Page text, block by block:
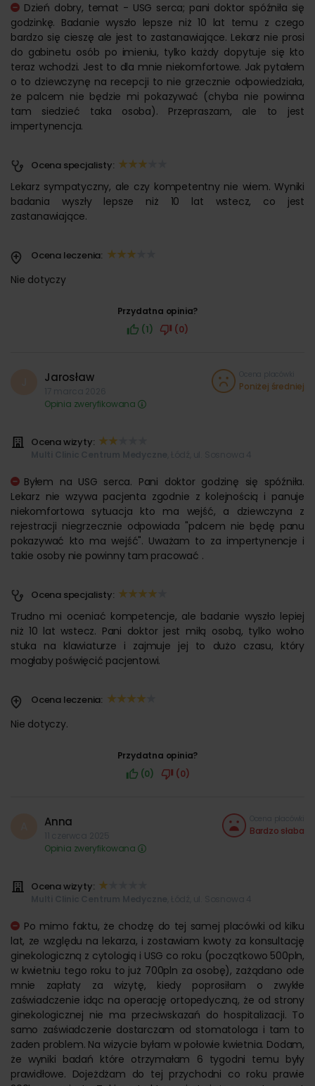
umiejscowionym na rogu ulicy Rzgowskiej i Strażackiej.
Wejście do Multi Clinic Centrum Medyczne znajduje się w
centralnej części pawilonu od strony ul. Rzgowskiej
(przeszklone drzwi bezpośrednio za zatoczką autobusową).
Wejście do kliniki na I piętro schodami lub windą). Można do
nas dojechać liniami komunikacji miejskiej:
Tramwaje: 3, 5, 11A, 15
Autobusy: 56, 62, 70, 71A, 71B
autobusowej) lub Strażackiej. Parking znajduje się
bezpośrednio przy budynku oraz wokół budynku. Parkowanie
dla naszych klientów jest bezpłatne. W najbliżej okolicy jest
również dużo innych możliwości pozostawienia samochodu.
Dzień dobry, temat - USG serca; pani doktor spóźniła się
godzinkę. Badanie wyszło lepsze niż 10 lat temu z czego
bardzo się cieszę ale jest to zastanawiające. Lekarz nie prosi
do gabinetu osób po imieniu, tylko każdy dopytuje się kto
teraz wchodzi. Jest to dla mnie niekomfortowe. Jak pytałem
o to dziewczynę na recepcji to nie grzecznie odpowiedziała,
że palcem nie będzie mi pokazywać (chyba nie powinna
tam siedzieć taka osoba). Przepraszam, ale to jest
impertynencja.
Ocena specjalisty:
Lekarz sympatyczny, ale czy kompetentny nie wiem. Wyniki
badania wyszły lepsze niż 10 lat wstecz, co jest
zastanawiające.
Ocena leczenia:
Nie dotyczy
Przydatna opinia?
(1)
(0)
Jarosław
Opinia zweryfikowana
Poniżej średniej
Ocena wizyty:
Byłem na USG serca. Pani doktor godzinę się spóźniła.
Lekarz nie wzywa pacjenta zgodnie z kolejnością i panuje
niekomfortowa sytuacja kto ma wejść, a dziewczyna z
rejestracji niegrzecznie odpowiada "palcem nie będę panu
pokazywać kto ma wejść". Uważam to za impertynencje i
takie osoby nie powinny tam pracować .
Ocena specjalisty:
Trudno mi oceniać kompetencje, ale badanie wyszło lepiej
niż 10 lat wstecz. Pani doktor jest miłą osobą, tylko wolno
stuka na klawiaturze i zajmuje jej to dużo czasu, który
mogłaby poświęcić pacjentowi.
Ocena leczenia:
Nie dotyczy.
Przydatna opinia?
(0)
(0)
Anna
Opinia zweryfikowana
Bardzo słaba
Ocena wizyty:
Po mimo faktu, że chodzę do tej samej placówki od kilku
lat, ze względu na lekarza, i zostawiam kwoty za konsultację
ginekologiczną z cytologią i USG co roku (początkowo 500pln,
w kwietniu tego roku to już 700pln za osobę), zażądano ode
mnie zapłaty za wizytę, kiedy poprosiłam o zwykłe
zaświadczenie idąc na operację ortopedyczną, że od strony
ginekologicznej nie ma przeciwskazań do hospitalizacji. To
samo zaświadczenie dostarczam od stomatologa i tam to
żaden problem. Na wizycie byłam w połowie kwietnia. Dodam,
że wyniki badań które otrzymałam 6 tygodni temu były
prawidłowe. Dojeżdżam do tej przychodni co roku prawie